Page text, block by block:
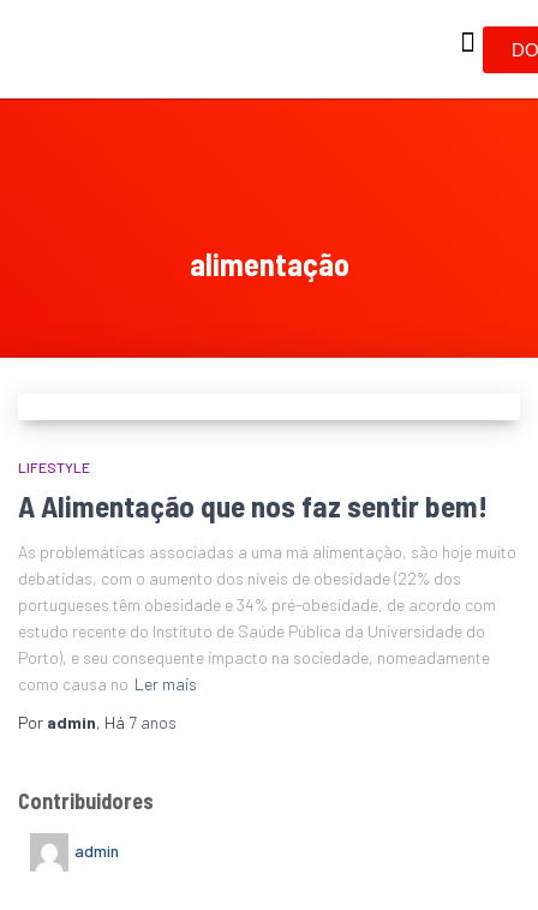
alimentação
LIFESTYLE
A Alimentação que nos faz sentir bem!
As problemáticas associadas a uma má alimentação, são hoje muito
debatidas, com o aumento dos níveis de obesidade (22% dos
portugueses têm obesidade e 34% pré-obesidade, de acordo com
estudo recente do Instituto de Saúde Pública da Universidade do
Porto), e seu consequente impacto na sociedade, nomeadamente
como causa no Ler mais
Por admin, Há 7 anos
Contribuidores
admin